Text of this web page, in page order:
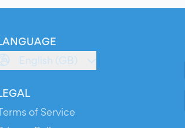
English (GB)
of Service